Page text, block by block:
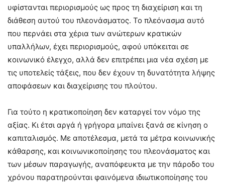
υφίστανται περιορισμούς ως προς τη διαχείριση και τη
διάθεση αυτού του πλεονάσματος. Το πλεόνασμα αυτό
που περνάει στα χέρια των ανώτερων κρατικών
υπαλλήλων, έχει περιορισμούς, αφού υπόκειται σε
κοινωνικό έλεγχο, αλλά δεν επιτρέπει μια νέα σχέση με
τις υποτελείς τάξεις, που δεν έχουν τη δυνατότητα λήψης
αποφάσεων και διαχείρισης του πλούτου.
Για τούτο η κρατικοποίηση δεν καταργεί τον νόμο της
αξίας. Κι έτσι αργά ή γρήγορα μπαίνει ξανά σε κίνηση ο
καπιταλισμός. Με αποτέλεσμα, μετά τα μέτρα κοινωνικής
κάθαρσης, και κοινωνικοποίησης του πλεονάσματος και
των μέσων παραγωγής, αναπόφευκτα με την πάροδο του
χρόνου παρατηρούνται φαινόμενα ιδιωτικοποίησης του